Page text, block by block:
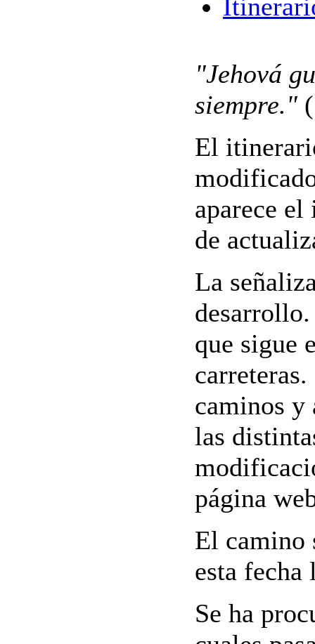
"Jehová
siempre."
El
aparece
de
La
que sigue
caminos y
las
página
El camino
esta fecha
Se ha